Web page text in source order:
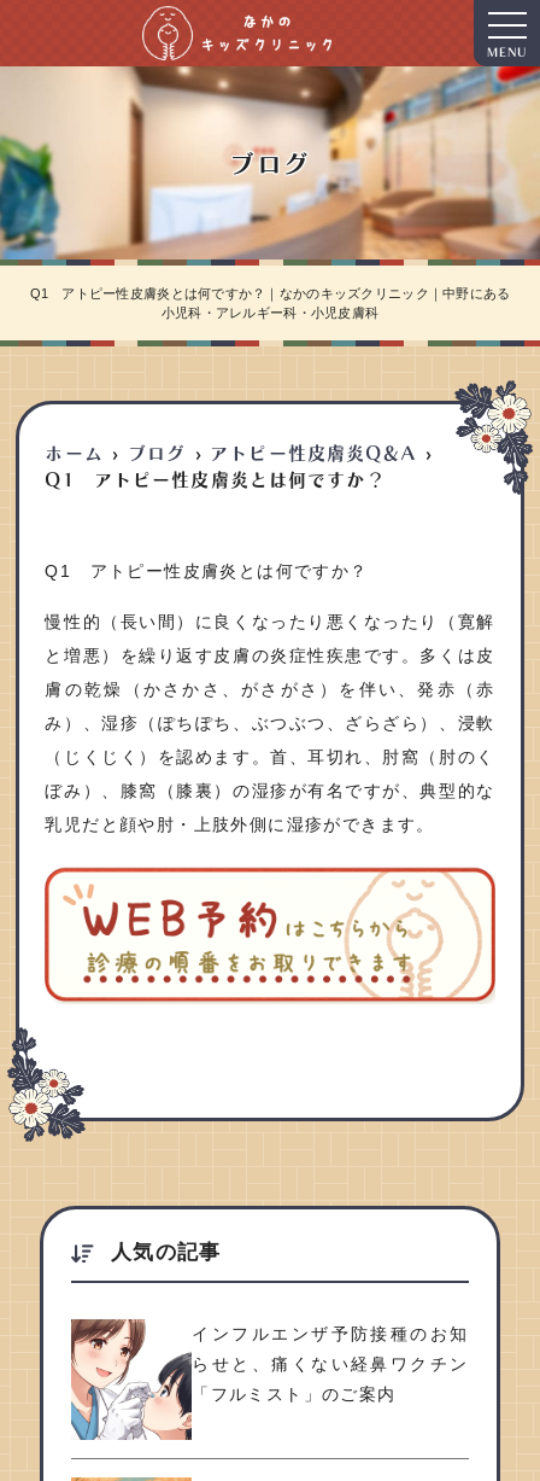
MENU
ブログ
Q1 アトピー性皮膚炎とは何ですか？｜なかのキッズクリニック｜中野にある
小児科・アレルギー科・小児皮膚科
ホーム ブログ
アトピー性皮膚炎Q＆A
Q1 アトピー性皮膚炎とは何ですか？
Q1 アトピー性皮膚炎とは何ですか？
慢性的（長い間）に良くなったり悪くなったり（寛解
と増悪）を繰り返す皮膚の炎症性疾患です。多くは皮
膚の乾燥（かさかさ、がさがさ）を伴い、発赤（赤
み）、湿疹（ぽちぽち、ぶつぶつ、ざらざら）、浸軟
（じくじく）を認めます。首、耳切れ、肘窩（肘のく
ぼみ）、膝窩（膝裏）の湿疹が有名ですが、典型的な
乳児だと顔や肘・上肢外側に湿疹ができます。
人気の記事
インフルエンザ予防接種のお知
らせと、痛くない経鼻ワクチン
「フルミスト」のご案内